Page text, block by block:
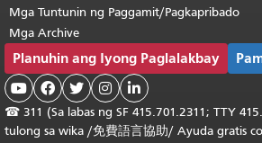
Mga Tuntunin ng Paggamit/Pagkapribado
Mga Archive
Planuhin ang Iyong Paglalakbay
    
☎ 311 (Sa labas ng SF 415.701.2311; TTY
tulong sa wika /免費語言協助/ Ayuda gratis